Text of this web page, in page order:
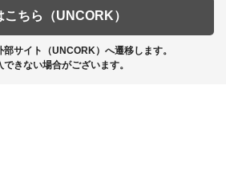
こちら（UNCORK）
サイト（UNCORK）へ遷移します。
きない場合がございます。